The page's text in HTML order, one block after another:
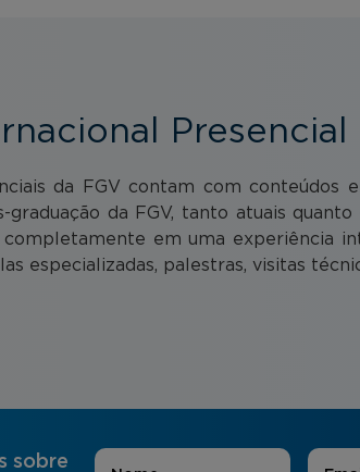
Presencial
da FGV contam com
graduação da FGV, tanto atuais
em uma experiência
especializadas, palestras, visitas
sobre Nome E-mail